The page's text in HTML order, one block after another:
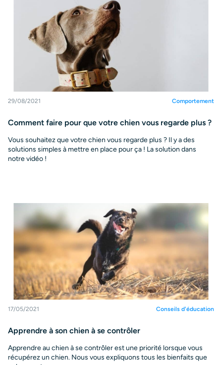
29/08/2021 Comportement
Comment faire pour que votre chien vous regarde plus ?
Vous souhaitez que votre chien vous regarde plus ? Il y a des
solutions simples à mettre en place pour ça ! La solution dans
notre vidéo !
17/05/2021 Conseils d'éducation
Apprendre à son chien à se contrôler
Apprendre au chien à se contrôler est une priorité lorsque vous
récupérez un chien. Nous vous expliquons tous les bienfaits que